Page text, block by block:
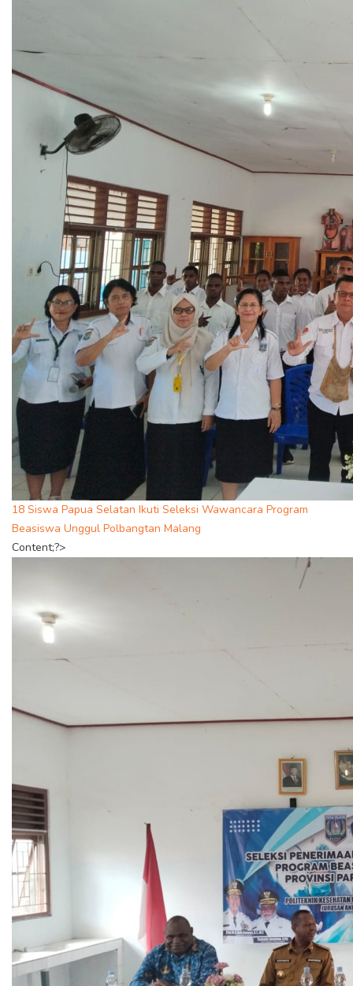
18 Siswa Papua Selatan Ikuti Seleksi Wawancara Program
Beasiswa Unggul Polbangtan Malang
Content;?>